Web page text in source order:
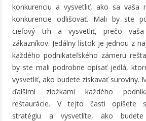
konkurenciu a vysvetliť, ako sa vaša
konkurencie odlišovať. Mali by ste
cieľový trh a vysvetliť, prečo vaša
zákazníkov. Jedálny lístok je jednou z
každého podnikateľského zámeru
by ste mali podrobne opísať jedlá,
vysvetliť, ako budete získavať suroviny.
ďalšími zložkami každého
reštaurácie. V tejto časti opíšete
stratégiu a vysvetlíte, ako budete